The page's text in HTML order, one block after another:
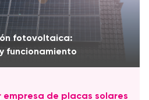
fotovoltaica:
funcionamiento
empresa de placas solares